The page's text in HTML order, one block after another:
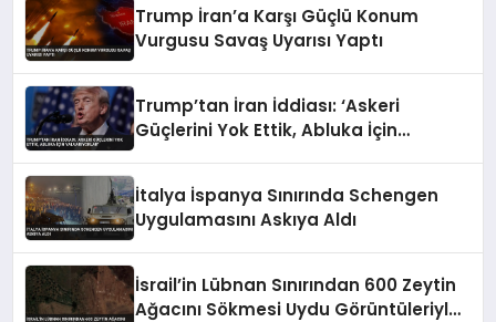
Trump İran’a Karşı Güçlü Konum
Vurgusu Savaş Uyarısı Yaptı
Trump’tan İran İddiası: ‘Askeri
Güçlerini Yok Ettik, Abluka İçin
İtalya İspanya Sınırında Schengen
Uygulamasını Askıya Aldı
İsrail’in Lübnan Sınırından 600 Zeytin
Ağacını Sökmesi Uydu Görüntüleriyle